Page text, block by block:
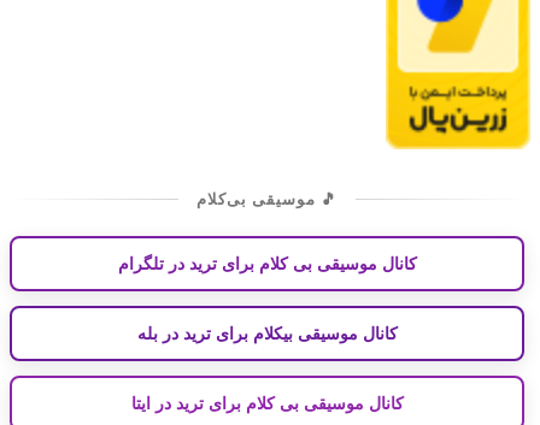
🎵 موسیقی بی‌کلام
کانال موسیقی بی کلام برای ترید در تلگرام
کانال موسیقی بیکلام برای ترید در بله
کانال موسیقی بی کلام برای ترید در ایتا